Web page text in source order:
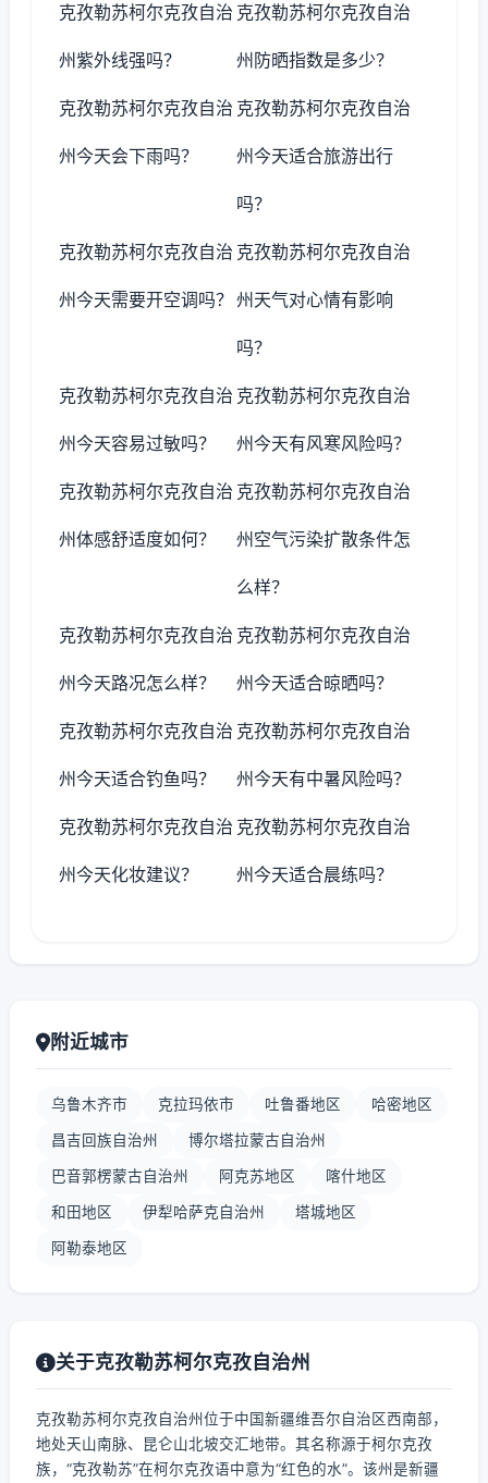
克孜勒苏柯尔克孜自治
州紫外线强吗？
克孜勒苏柯尔克孜自治
州防晒指数是多少？
克孜勒苏柯尔克孜自治
州今天会下雨吗？
克孜勒苏柯尔克孜自治
州今天适合旅游出行
吗？
克孜勒苏柯尔克孜自治
州今天需要开空调吗？
克孜勒苏柯尔克孜自治
州天气对心情有影响
吗？
克孜勒苏柯尔克孜自治
州今天容易过敏吗？
克孜勒苏柯尔克孜自治
州今天有风寒风险吗？
克孜勒苏柯尔克孜自治
州体感舒适度如何？
克孜勒苏柯尔克孜自治
州空气污染扩散条件怎
么样？
克孜勒苏柯尔克孜自治
州今天路况怎么样？
克孜勒苏柯尔克孜自治
州今天适合晾晒吗？
克孜勒苏柯尔克孜自治
州今天适合钓鱼吗？
克孜勒苏柯尔克孜自治
州今天有中暑风险吗？
克孜勒苏柯尔克孜自治
州今天化妆建议？
克孜勒苏柯尔克孜自治
州今天适合晨练吗？
附近城市
乌鲁木齐市 克拉玛依市 吐鲁番地区 哈密地区
昌吉回族自治州 博尔塔拉蒙古自治州
巴音郭楞蒙古自治州 阿克苏地区 喀什地区
和田地区 伊犁哈萨克自治州 塔城地区
阿勒泰地区
关于克孜勒苏柯尔克孜自治州
克孜勒苏柯尔克孜自治州位于中国新疆维吾尔自治区西南部，
地处天山南脉、昆仑山北坡交汇地带。其名称源于柯尔克孜
族，“克孜勒苏”在柯尔克孜语中意为“红色的水”。该州是新疆